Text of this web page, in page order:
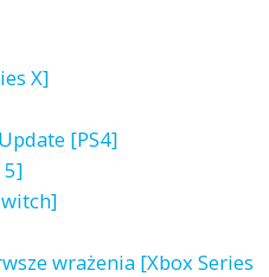
X]
[PS4]
5]
wrażenia [Xbox Series